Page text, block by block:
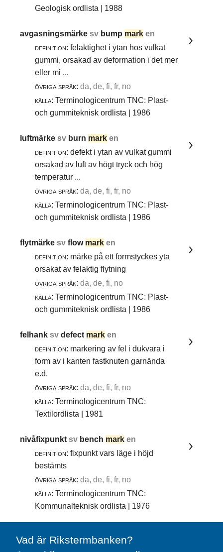
Geologisk ordlista | 1988
avgasningsmärkesv bump mark en
definition: felaktighet i ytan hos vulkat
gummi, orsakad av deformation i det mer
eller mi ...
övriga språk: da, de, fi, fr, no
källa: Terminologicentrum TNC: Plast-
och gummiteknisk ordlista | 1986
luftmärkesv burn mark en
definition: defekt i ytan av vulkat gummi
orsakad av luft av högt tryck och hög
temperatur ...
övriga språk: da, de, fi, fr, no
källa: Terminologicentrum TNC: Plast-
och gummiteknisk ordlista | 1986
flytmärkesvflow mark en
definition: märke på ett formstyckes yta
orsakat av felaktig flytning
övriga språk: da, de, fi, no
källa: Terminologicentrum TNC: Plast-
och gummiteknisk ordlista | 1986
felhanksvdefect mark en
definition: markering av fel i dukvara i
form av i kanten fastknuten garnända
e.d.
övriga språk: da, de, fi, fr, no
källa: Terminologicentrum TNC:
Textilordlista | 1981
nivåfixpunktsv bench mark en
definition: fixpunkt vars läge i höjd
bestämts
övriga språk: da, de, fi, fr, no
källa: Terminologicentrum TNC:
Kommunalteknisk ordlista | 1976
Vad är Rikstermbanken?